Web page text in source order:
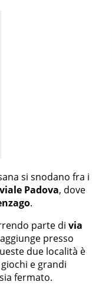
si snodano fra i
viale Padova, dove
.
parte di via
presso
due località è
e grandi
fermato.